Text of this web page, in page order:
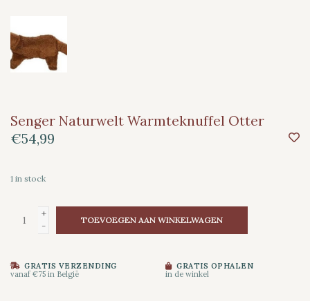
Senger Naturwelt Warmteknuffel Otter
€54,99
1 in stock
+
-
TOEVOEGEN AAN WINKELWAGEN
GRATIS VERZENDING
vanaf €75 in België
GRATIS OPHALEN
in de winkel